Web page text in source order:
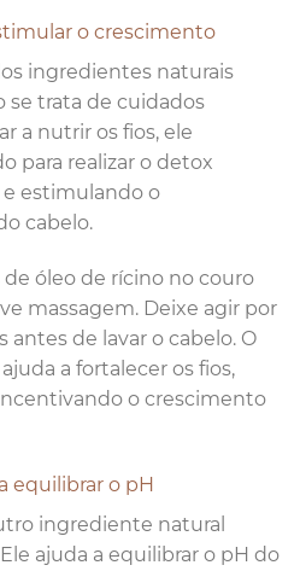
o crescimento
ingredientes naturais
se trata de cuidados
a nutrir os fios, ele
para realizar o detox
estimulando o
cabelo.
óleo de rícino no couro
massagem. Deixe agir por
de lavar o cabelo. O
a fortalecer os fios,
o crescimento
equilibrar o pH
ingrediente natural
ajuda a equilibrar o pH do